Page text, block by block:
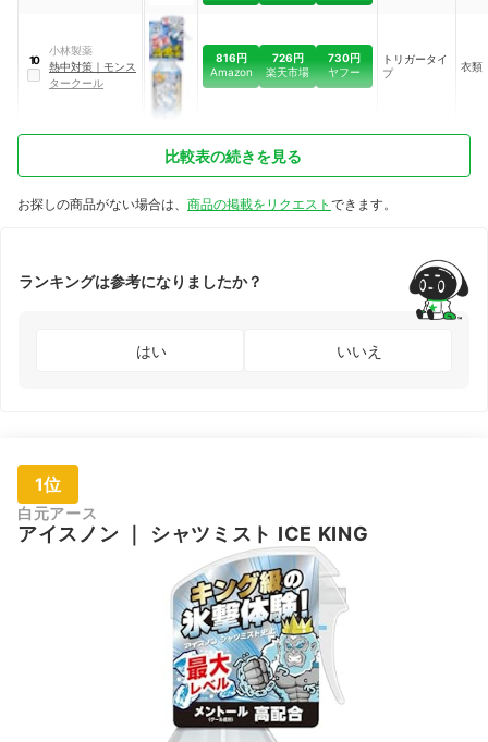
10
小林製薬
熱中対策 ｜ モンス
タークール
816円
Amazon
726円
楽天市場
730円
ヤフー
トリガータイ
プ
衣類
比較表の続きを見る
お探しの商品がない場合は、 商品の掲載をリクエスト できます。
ランキングは参考になりましたか？
はい いいえ
1位
白元アース
アイスノン シャツミスト ICE KING